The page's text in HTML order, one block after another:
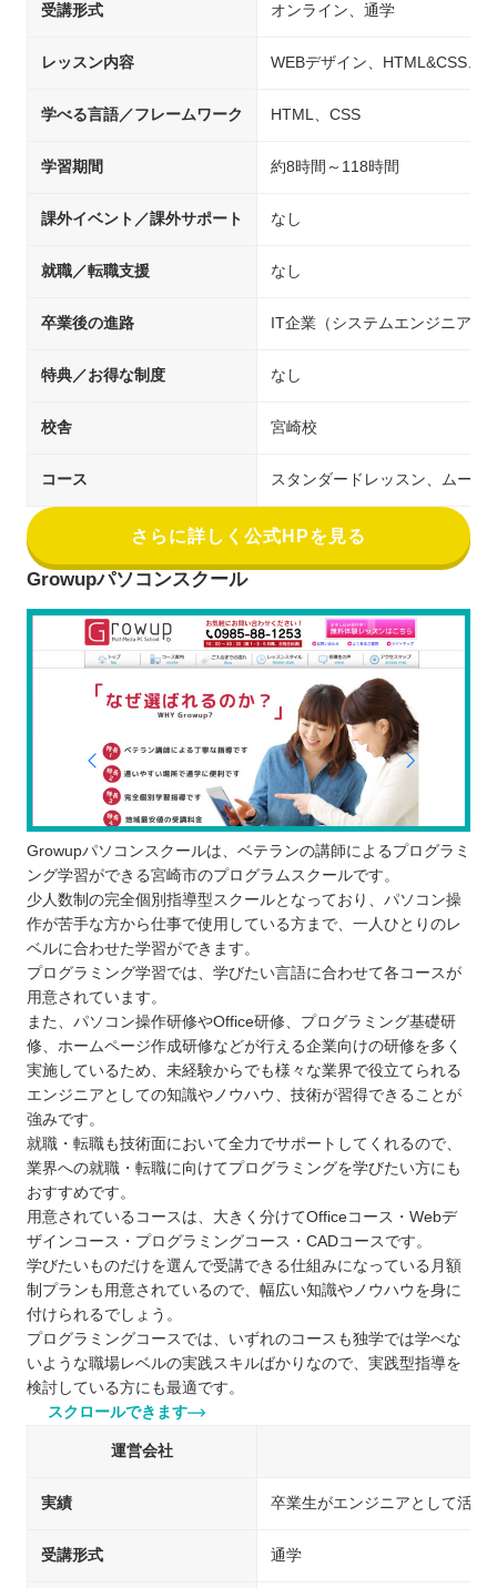
受講形式 オンライン、通学
レッスン内容 WEBデザイン、HTML&CSS、
学べる言語／フレームワーク HTML、CSS
学習期間 約8時間～118時間
課外イベント／課外サポート なし
就職／転職支援 なし
卒業後の進路 IT企業（システムエンジニア／
特典／お得な制度 なし
校舎 宮崎校
コース スタンダードレッスン、ムービ
さらに詳しく公式HPを見る
Growupパソコンスクール
Growupパソコンスクールは、ベテランの講師によるプログラミ
ング学習ができる宮崎市のプログラムスクールです。
少人数制の完全個別指導型スクールとなっており、パソコン操
作が苦手な方から仕事で使用している方まで、一人ひとりのレ
ベルに合わせた学習ができます。
プログラミング学習では、学びたい言語に合わせて各コースが
用意されています。
また、パソコン操作研修やOffice研修、プログラミング基礎研
修、ホームページ作成研修などが行える企業向けの研修を多く
実施しているため、未経験からでも様々な業界で役立てられる
エンジニアとしての知識やノウハウ、技術が習得できることが
強みです。
就職・転職も技術面において全力でサポートしてくれるので、
業界への就職・転職に向けてプログラミングを学びたい方にも
おすすめです。
用意されているコースは、大きく分けてOfficeコース・Webデ
ザインコース・プログラミングコース・CADコースです。
学びたいものだけを選んで受講できる仕組みになっている月額
制プランも用意されているので、幅広い知識やノウハウを身に
付けられるでしょう。
プログラミングコースでは、いずれのコースも独学では学べな
いような職場レベルの実践スキルばかりなので、実践型指導を
検討している方にも最適です。
スクロールできます
運営会社
実績 卒業生がエンジニアとして活躍
受講形式 通学